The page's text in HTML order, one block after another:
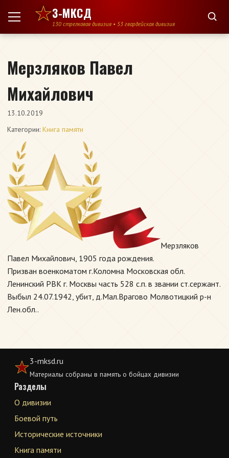
Перейти к содержимому
3-МКСД
130 стрелковая дивизия • 53 гвардейская дивизия
Мерзляков Павел
Михайлович
13.10.2019
Категории: Книга памяти
Мерзляков
Павел Михайлович, 1905 года рождения.
Призван военкоматом г.Коломна Московская обл.
Ленинский РВК г. Москвы часть 528 с.п. в звании ст.сержант.
Выбыл 24.07.1942, убит, д.Мал.Врагово Молвотицкий р-н
Лен.обл..
3-mksd.ru
Материалы собраны в память о бойцах дивизии
Разделы
О дивизии
Боевой путь
Исторические источники
Книга памяти